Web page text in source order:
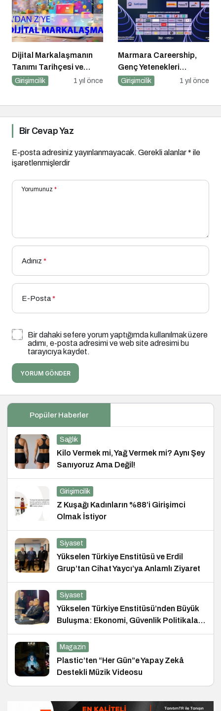
Dijital Markalaşmanın
Tanımı Tarihçesi ve
Önemi
Girişimcilik 1 yıl önce
Marmara Careership,
Genç Yetenekleri
Geleceğin İş Dünyasıyla
Girişimcilik 1 yıl önce
Bir Cevap Yaz
E-posta adresiniz yayınlanmayacak. Gerekli alanlar* ile
işaretlenmişlerdir
Yorumunuz *
Adınız *
E-Posta*
Bir dahaki sefere yorum yaptığımda kullanılmak üzere
adımı, e-posta adresimi ve web site adresimi bu
tarayıcıya kaydet.
YORUM GÖNDER
Popüler Haberler
Sağlık
Kilo Vermek mi, Yağ Vermek mi? Aynı Şey
Sanıyoruz Ama Değil!
Girişimcilik
Z Kuşağı Kadınların %88’i Girişimci
Olmak İstiyor
Siyaset
Yükselen Türkiye Enstitüsü ve Erdil
Grup’tan Cihat Yaycı’ya Anlamlı Ziyaret
Siyaset
Yükselen Türkiye Enstitüsü’nden Büyük
Buluşma: Ekonomi, Güvenlik Politikaları
ve Hukuk Konferansı
Magazin
Plastic’ten “Her Gün”e Yapay Zekâ
Destekli Müzik Videosu